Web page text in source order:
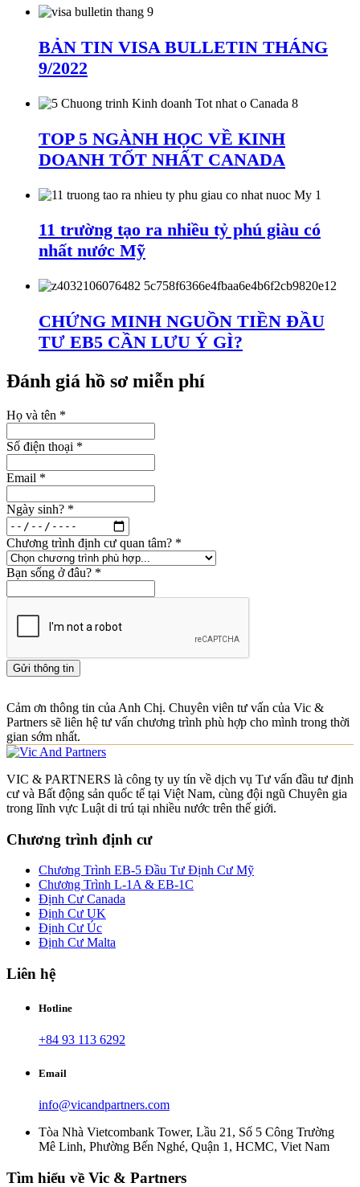
BẢN TIN VISA BULLETIN THÁNG
9/2022
TOP 5 NGÀNH HỌC VỀ KINH
DOANH TỐT NHẤT CANADA
11 trường tạo ra nhiều tỷ phú giàu có
nhất nước Mỹ
CHỨNG MINH NGUỒN TIỀN ĐẦU
TƯ EB5 CẦN LƯU Ý GÌ?
Đánh giá hồ sơ miễn phí
Họ và tên *
Số điện thoại *
Email *
Ngày sinh? *
Chương trình định cư quan tâm? *
Bạn sống ở đâu? *
Gửi thông tin
Cảm ơn thông tin của Anh Chị. Chuyên viên tư vấn của Vic &
Partners sẽ liên hệ tư vấn chương trình phù hợp cho mình trong thời
gian sớm nhất.
VIC & PARTNERS là công ty uy tín về dịch vụ Tư vấn đầu tư định
cư và Bất động sản quốc tế tại Việt Nam, cùng đội ngũ Chuyên gia
trong lĩnh vực Luật di trú tại nhiều nước trên thế giới.
Chương trình định cư
Chương Trình EB-5 Đầu Tư Định Cư Mỹ
Chương Trình L-1A & EB-1C
Định Cư Canada
Định Cư UK
Định Cư Úc
Định Cư Malta
Liên hệ
Hotline
+84 93 113 6292
Email
info@vicandpartners.com
Tòa Nhà Vietcombank Tower, Lầu 21, Số 5 Công Trường
Mê Linh, Phường Bến Nghé, Quận 1, HCMC, Viet Nam
Tìm hiểu về Vic & Partners